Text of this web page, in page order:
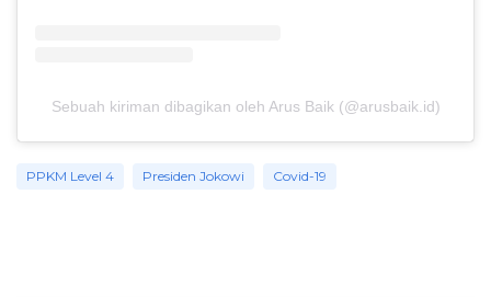
Sebuah kiriman dibagikan oleh Arus Baik (@arusbaik.id)
PPKM Level 4 Presiden Jokowi Covid-19